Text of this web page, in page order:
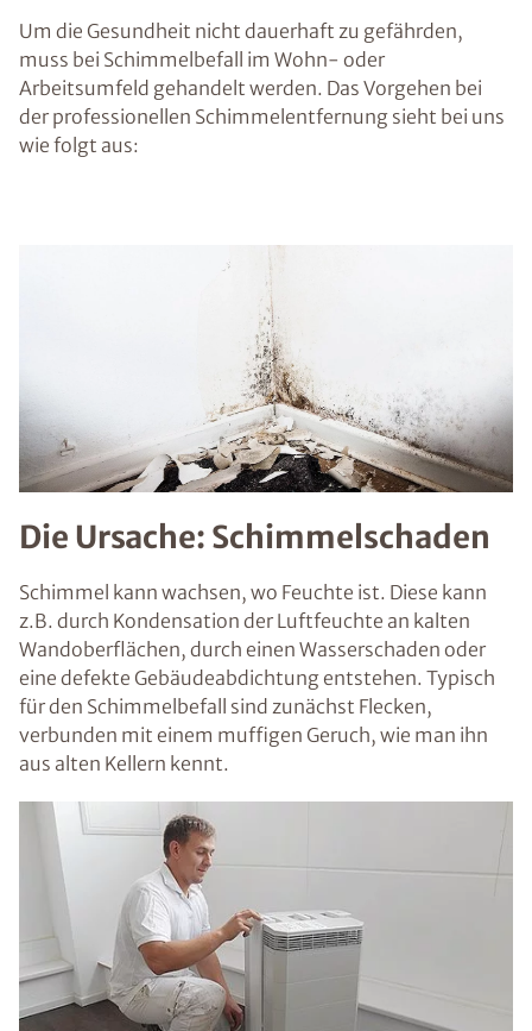
Um die Gesundheit nicht dauerhaft zu gefährden,
muss bei Schimmelbefall im Wohn- oder
Arbeitsumfeld gehandelt werden. Das Vorgehen bei
der professionellen Schimmelentfernung sieht bei uns
wie folgt aus:
Die Ursache: Schimmelschaden
Schimmel kann wachsen, wo Feuchte ist. Diese kann
z.B. durch Kondensation der Luftfeuchte an kalten
Wandoberflächen, durch einen Wasserschaden oder
eine defekte Gebäudeabdichtung entstehen. Typisch
für den Schimmelbefall sind zunächst Flecken,
verbunden mit einem muffigen Geruch, wie man ihn
aus alten Kellern kennt.